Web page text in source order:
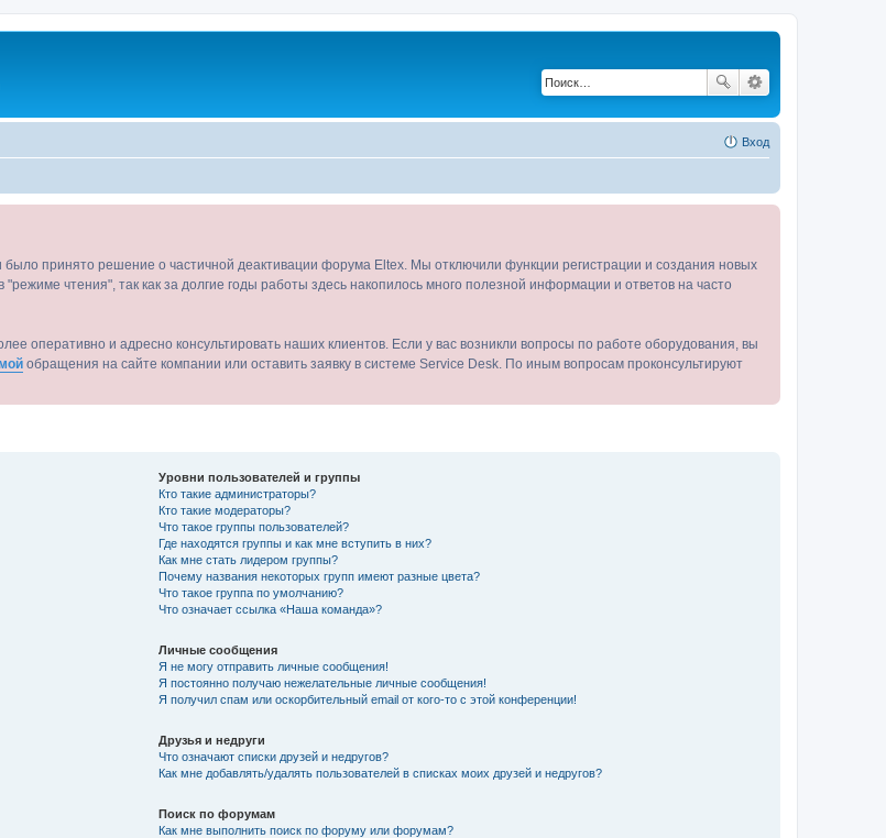
Вход
было принято решение о частичной деактивации форума Eltex. Мы отключили функции регистрации и создания новых
чтения", так как за долгие годы работы здесь накопилось много полезной информации и ответов на часто
оперативно и адресно консультировать наших клиентов. Если у вас возникли вопросы по работе оборудования, вы
обращения на сайте компании или оставить заявку в системе Service Desk. По иным вопросам проконсультируют
Уровни пользователей и группы
Кто такие администраторы?
Кто такие модераторы?
Что такое группы пользователей?
Где находятся группы и как мне вступить в них?
Как мне стать лидером группы?
Почему названия некоторых групп имеют разные цвета?
Что такое группа по умолчанию?
Что означает ссылка «Наша команда»?
Личные сообщения
Я не могу отправить личные сообщения!
Я постоянно получаю нежелательные личные сообщения!
Я получил спам или оскорбительный email от кого-то с этой конференции!
Друзья и недруги
Что означают списки друзей и недругов?
Как мне добавлять/удалять пользователей в списках моих друзей и недругов?
Поиск по форумам
Как мне выполнить поиск по форуму или форумам?